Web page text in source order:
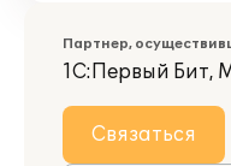
Партнер,
1С:Первый Бит,
Связаться